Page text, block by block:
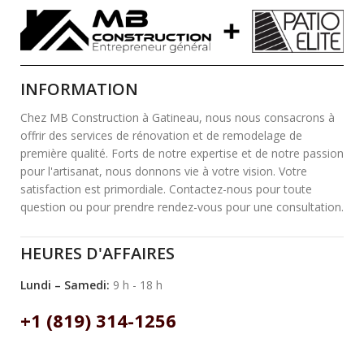
INFORMATION
Chez MB Construction à Gatineau, nous nous consacrons à
offrir des services de rénovation et de remodelage de
première qualité. Forts de notre expertise et de notre passion
pour l'artisanat, nous donnons vie à votre vision. Votre
satisfaction est primordiale. Contactez-nous pour toute
question ou pour prendre rendez-vous pour une consultation.
HEURES D'AFFAIRES
Lundi – Samedi: 9 h - 18 h
+1 (819) 314-1256